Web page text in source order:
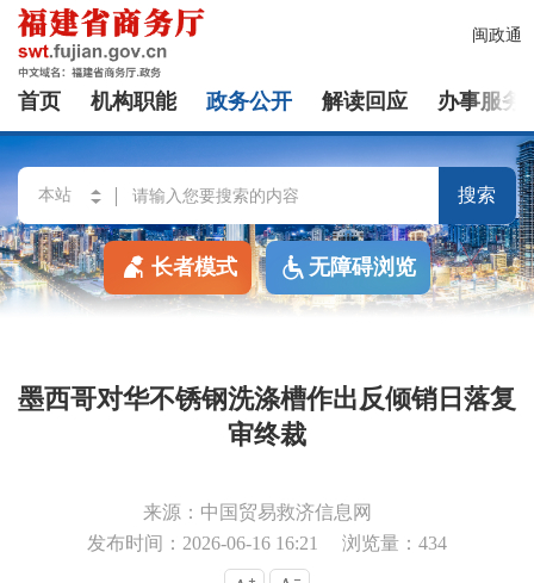
闽政通
首页 机构职能 政务公开 解读回应 办事服务
搜索
长者模式 无障碍浏览
墨西哥对华不锈钢洗涤槽作出反倾销日落复
审终裁
来源：中国贸易救济信息网
发布时间：2026-06-16 16:21
浏览量：434